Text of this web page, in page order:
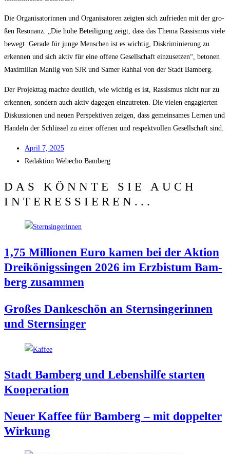
Die Orga­ni­sa­to­rin­nen und Orga­ni­sa­to­ren zeig­ten sich zufrie­den mit der gro­
ßen Reso­nanz. „Die hohe Betei­li­gung zeigt, dass das The­ma Ras­sis­mus vie­le
bewegt. Gera­de für jun­ge Men­schen ist es wich­tig, Dis­kri­mi­nie­rung zu
erken­nen und sich aktiv für eine offe­ne Gesell­schaft ein­zu­set­zen“, beto­nen
Maxi­mi­li­an Man­lig von SJR und Samer Rahhal von der Stadt Bamberg.
Der Pro­jekt­tag mach­te deut­lich, wie wich­tig es ist, Ras­sis­mus nicht nur zu
erken­nen, son­dern auch aktiv dage­gen ein­zu­tre­ten. Die vie­len enga­gier­ten
Dis­kus­sio­nen und neu­en Per­spek­ti­ven zei­gen, dass gemein­sa­mes Ler­nen und
Han­deln der Schlüs­sel zu einer offe­nen und respekt­vol­len Gesell­schaft sind.
April 7, 2025
Redak­ti­on Web­echo Bamberg
DAS KÖNNTE SIE AUCH
INTERESSIEREN...
1,75 Mil­lio­nen Euro kamen bei der Akti­on
Drei­kö­nigs­sin­gen 2026 im Erz­bis­tum Bam­
berg zusammen
Gro­ßes Dan­ke­schön an Stern­sin­ge­rin­nen
und Sternsinger
Stadt Bam­berg und Lebens­hil­fe star­ten
Kooperation
Neu­er Kaf­fee für Bam­berg – mit dop­pel­ter
Wirkung